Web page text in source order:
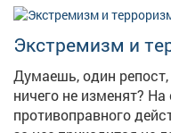
Электрическую
жёлтый цвет
смене сигнала. В
появляться в 1930‑х
Экстремизм и
Думаешь, один
ничего не изменят?
противоправного